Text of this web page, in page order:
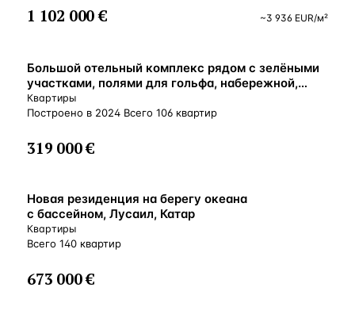
1 102 000 € ~3 936 EUR/м²
Большой отельный комплекс рядом с зелёными
участками, полями для гольфа, набережной,
Лусаил, Катар
Квартиры
Построено в 2024 Всего 106 квартир
319 000 €
Новая резиденция на берегу океана
с бассейном, Лусаил, Катар
Квартиры
Всего 140 квартир
673 000 €